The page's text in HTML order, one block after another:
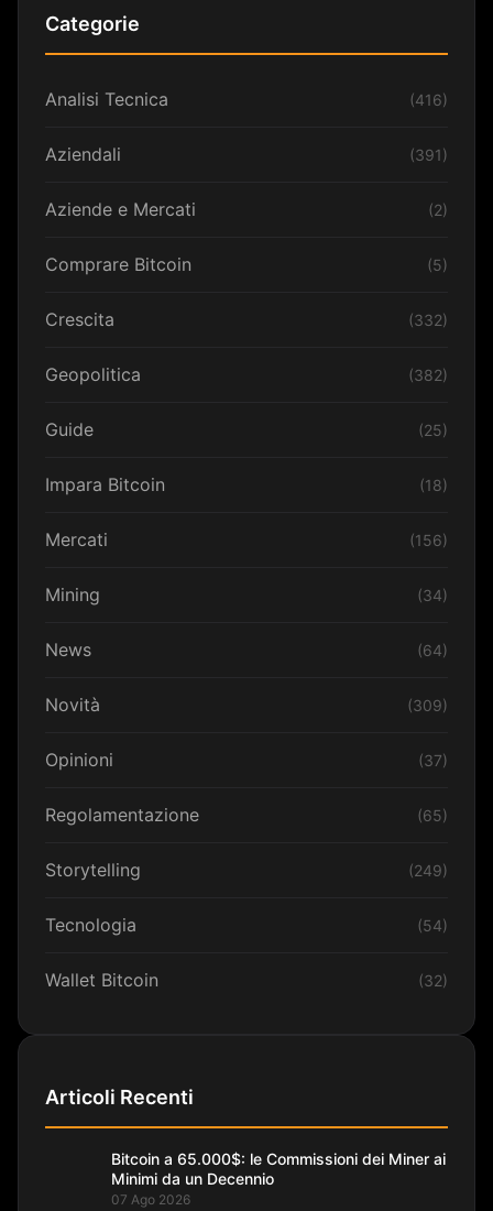
Categorie
Analisi Tecnica (416)
Aziendali (391)
Aziende e Mercati (2)
Comprare Bitcoin (5)
Crescita (332)
Geopolitica (382)
Guide (25)
Impara Bitcoin (18)
Mercati (156)
Mining (34)
News (64)
Novità (309)
Opinioni (37)
Regolamentazione (65)
Storytelling (249)
Tecnologia (54)
Wallet Bitcoin (32)
Articoli Recenti
Bitcoin a 65.000$: le Commissioni dei Miner ai
Minimi da un Decennio
07 Ago 2026